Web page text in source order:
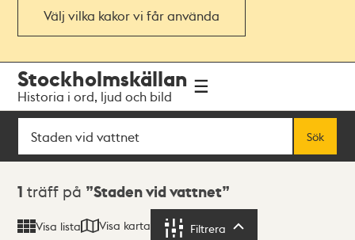
Välj vilka kakor vi får använda
navigationen
huvudinnehållet
Stockholmskällan
Historia i ord, ljud och bild
Sök
Sök
Sökresultat
1 träff på Staden vid vattnet
Visa lista Visa karta Filtrera